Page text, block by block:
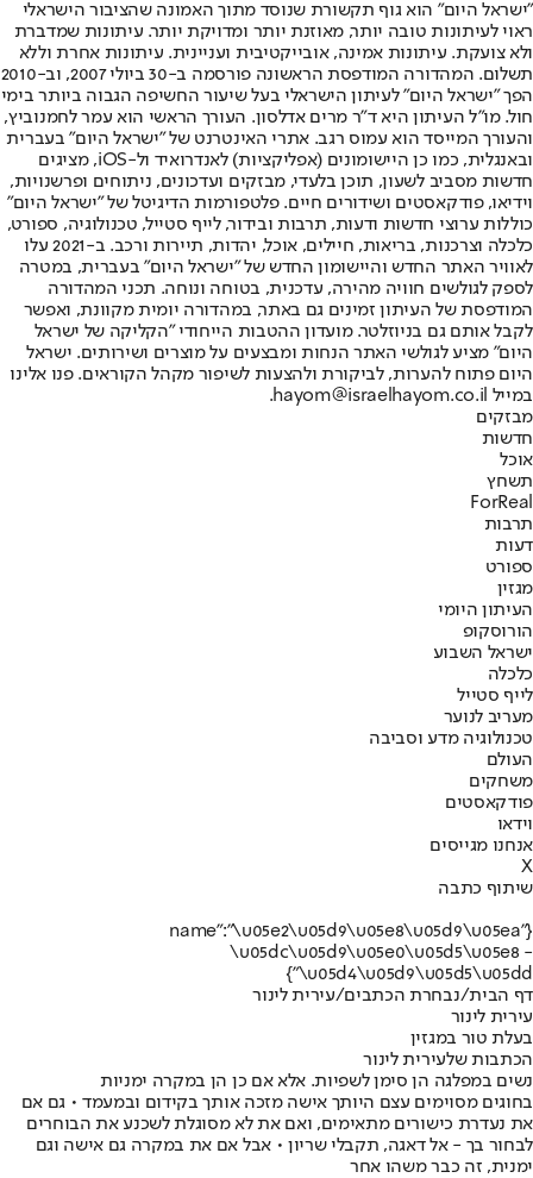
"ישראל היום" הוא גוף תקשורת שנוסד מתוך האמונה שהציבור הישראלי
ראוי לעיתונות טובה יותר, מאוזנת יותר ומדויקת יותר. עיתונות שמדברת
ולא צועקת. עיתונות אמינה, אובייקטיבית ועניינית. עיתונות אחרת וללא
תשלום. המהדורה המודפסת הראשונה פורסמה ב-30 ביולי 2007, וב-2010
הפך "ישראל היום" לעיתון הישראלי בעל שיעור החשיפה הגבוה ביותר בימי
חול. מו"ל העיתון היא ד"ר מרים אדלסון. העורך הראשי הוא עמר לחמנוביץ,
והעורך המייסד הוא עמוס רגב. אתרי האינטרנט של "ישראל היום" בעברית
ובאנגלית, כמו כן היישומונים (אפליקציות) לאנדרואיד ול-iOS, מציגים
חדשות מסביב לשעון, תוכן בלעדי, מבזקים ועדכונים, ניתוחים ופרשנויות,
וידיאו, פודקאסטים ושידורים חיים. פלטפורמות הדיגיטל של "ישראל היום"
כוללות ערוצי חדשות ודעות, תרבות ובידור, לייף סטייל, טכנולוגיה, ספורט,
כלכלה וצרכנות, בריאות, חיילים, אוכל, יהדות, תיירות ורכב. ב-2021 עלו
לאוויר האתר החדש והיישומון החדש של "ישראל היום" בעברית, במטרה
לספק לגולשים חוויה מהירה, עדכנית, בטוחה ונוחה. תכני המהדורה
המודפסת של העיתון זמינים גם באתר, במהדורה יומית מקוונת, ואפשר
לקבל אותם גם בניוזלטר. מועדון ההטבות הייחודי "הקליקה של ישראל
היום" מציע לגולשי האתר הנחות ומבצעים על מוצרים ושירותים. ישראל
היום פתוח להערות, לביקורת ולהצעות לשיפור מקהל הקוראים. פנו אלינו
במייל hayom@israelhayom.co.il.
מבזקים
חדשות
אוכל
תשחץ
ForReal
תרבות
דעות
ספורט
מגזין
העיתון היומי
הורוסקופ
ישראל השבוע
כלכלה
לייף סטייל
מעריב לנוער
טכנולוגיה מדע וסביבה
העולם
משחקים
פודקאסטים
וידאו
אנחנו מגייסים
X
שיתוף כתבה
{"name":"\u05e2\u05d9\u05e8\u05d9\u05ea
\u05dc\u05d9\u05e0\u05d5\u05e8 -
\u05d4\u05d9\u05d5\u05dd"}
דף הבית/נבחרת הכתבים/עירית לינור
עירית לינור
בעלת טור במגזין
הכתבות שלעירית לינור
נשים במפלגה הן סימן לשפיות. אלא אם כן הן במקרה ימניות
בחוגים מסוימים עצם היותך אישה מזכה אותך בקידום ובמעמד • גם אם
את נעדרת כישורים מתאימים, ואם את לא מסוגלת לשכנע את הבוחרים
לבחור בך - אל דאגה, תקבלי שריון • אבל אם את במקרה גם אישה וגם
ימנית, זה כבר משהו אחר